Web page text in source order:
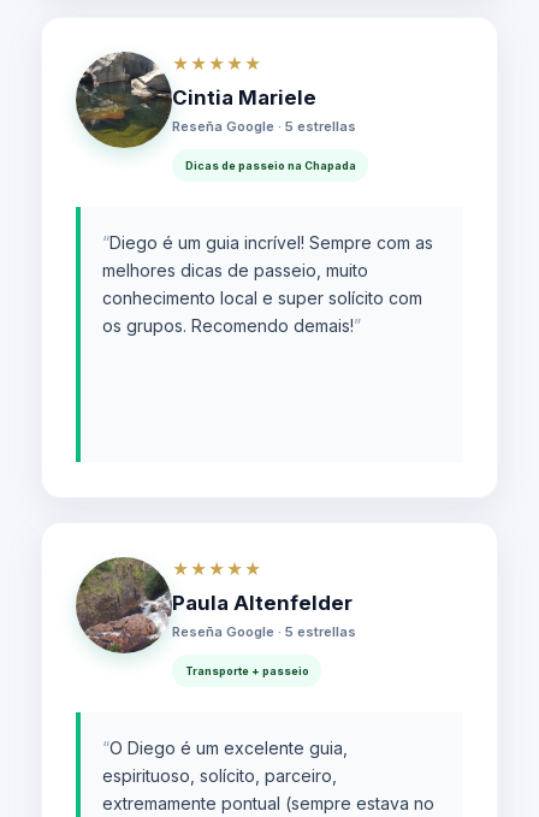
★★★★★
Cintia Mariele
Reseña Google · 5 estrellas
Dicas de passeio na Chapada
“Diego é um guia incrível! Sempre com as
melhores dicas de passeio, muito
conhecimento local e super solícito com
os grupos. Recomendo demais!”
★★★★★
Paula Altenfelder
Reseña Google · 5 estrellas
Transporte + passeio
“O Diego é um excelente guia,
espirituoso, solícito, parceiro,
extremamente pontual (sempre estava no